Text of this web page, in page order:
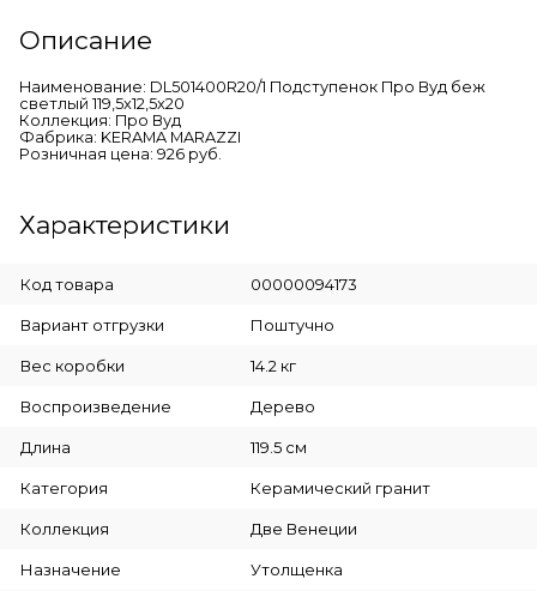
Описание
Наименование: DL501400R20/1 Подступенок Про Вуд беж
светлый 119,5x12,5x20
Коллекция: Про Вуд
Фабрика: KERAMA MARAZZI
Розничная цена: 926 руб.
Характеристики
Код товара 00000094173
Вариант отгрузки Поштучно
Вес коробки 14.2 кг
Воспроизведение Дерево
Длина 119.5 см
Категория Керамический гранит
Коллекция Две Венеции
Назначение Утолщенка